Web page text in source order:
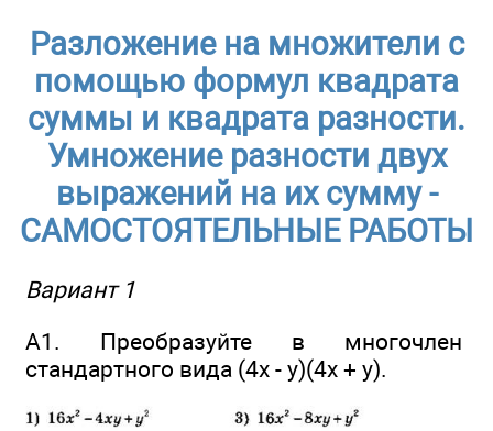
Разложение на множители с
помощью формул квадрата
суммы и квадрата разности.
Умножение разности двух
выражений на их сумму -
САМОСТОЯТЕЛЬНЫЕ РАБОТЫ
Вариант 1
А1. Преобразуйте в многочлен
стандартного вида (4х - у)(4х + у).